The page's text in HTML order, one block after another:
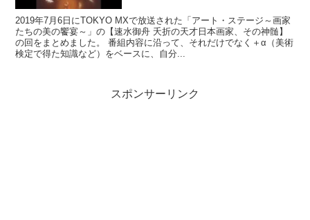
2019年7月6日にTOKYO MXで放送された「アート・ステージ～画家
たちの美の饗宴～」の【速水御舟 夭折の天才日本画家、その神髄】
の回をまとめました。 番組内容に沿って、それだけでなく＋α（美術
検定で得た知識など）をベースに、自分...
スポンサーリンク